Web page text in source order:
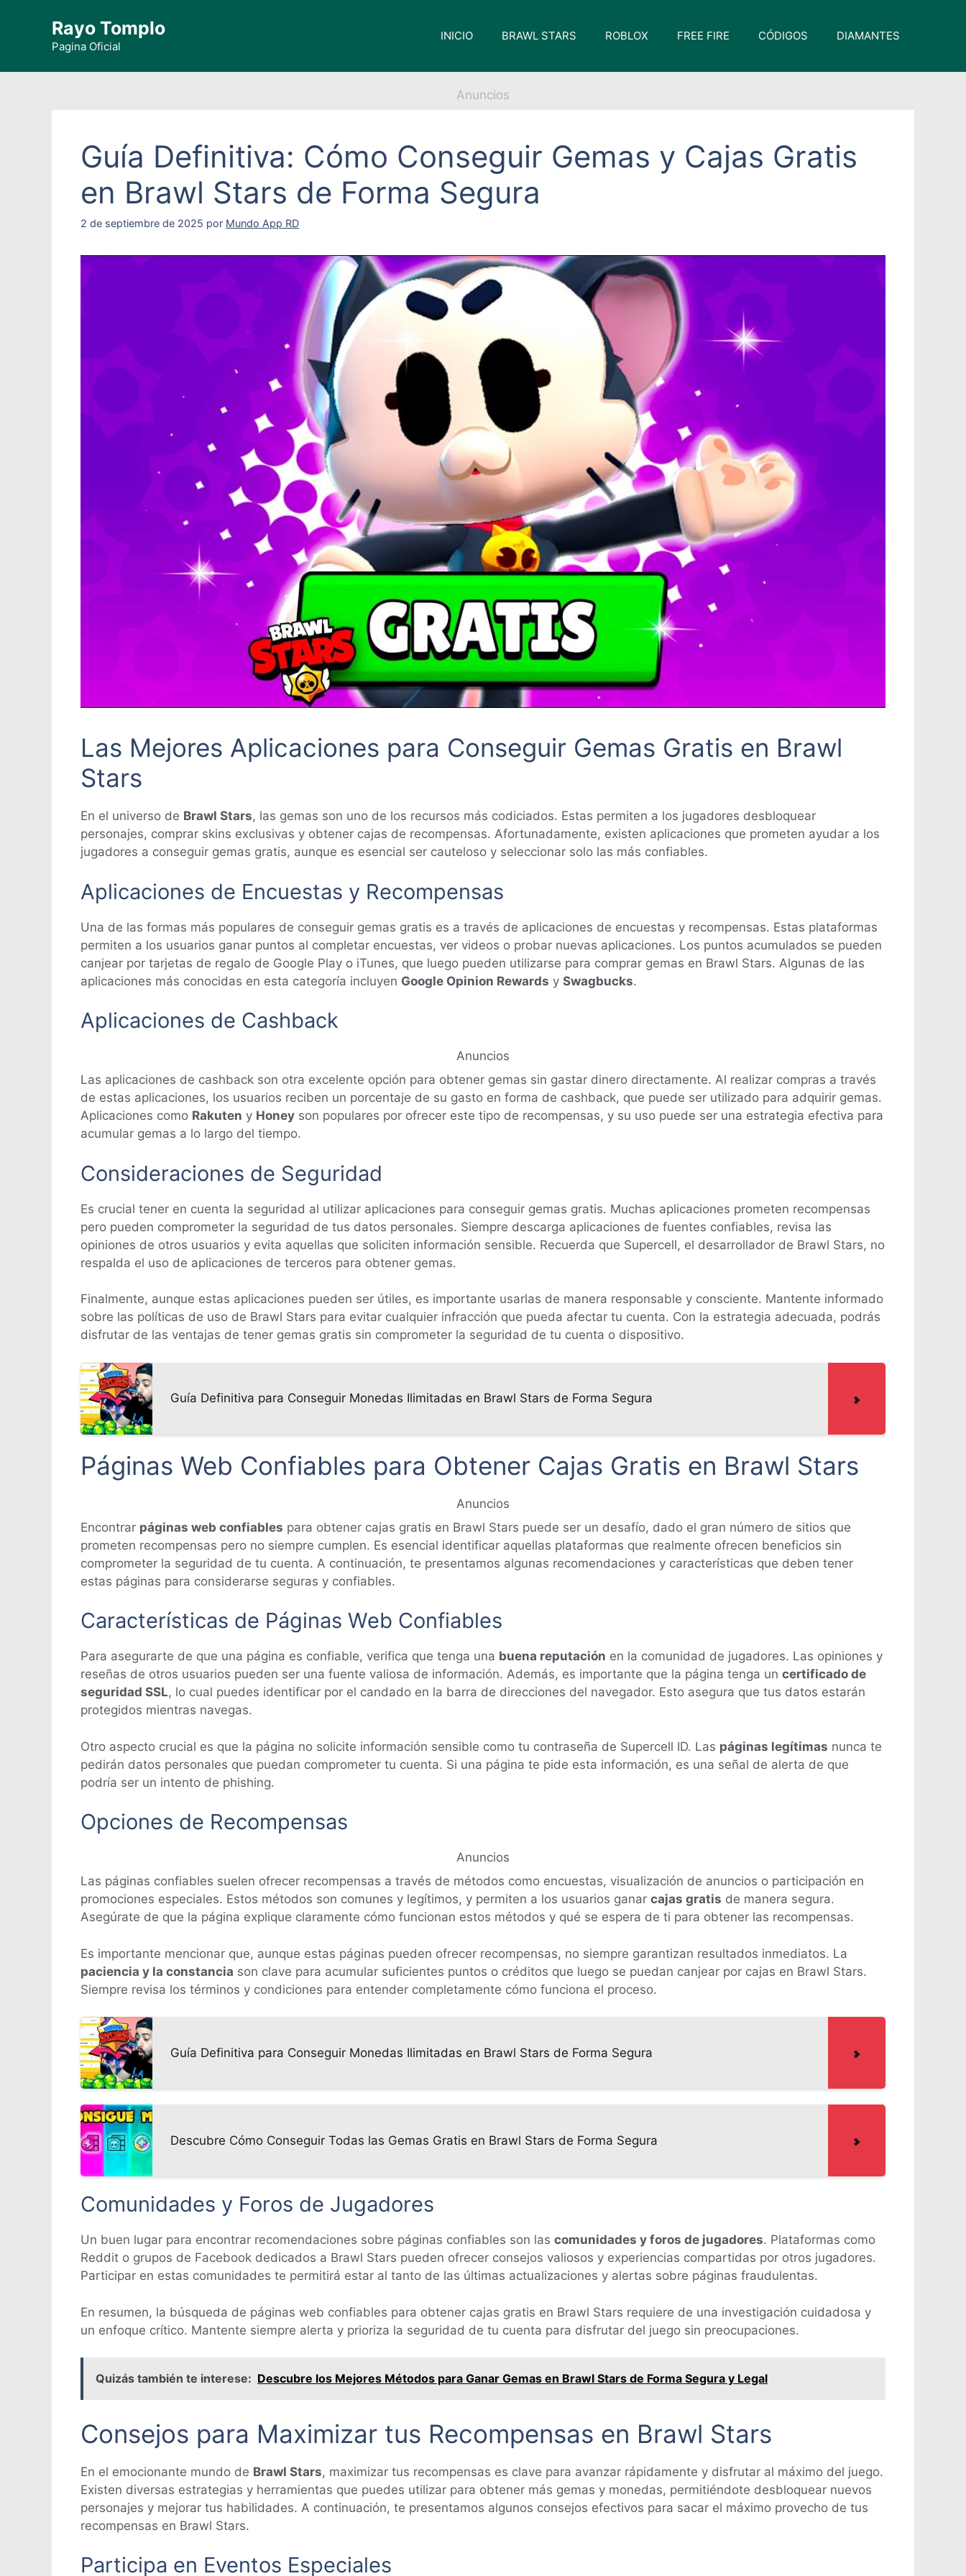
contenido
Rayo Tomplo
Pagina Oficial
INICIO BRAWL STARS ROBLOX FREE FIRE CÓDIGOS DIAMANTES
Anuncios
Guía Definitiva: Cómo Conseguir Gemas y Cajas Gratis
en Brawl Stars de Forma Segura
2 de septiembre de 2025 por Mundo App RD
Las Mejores Aplicaciones para Conseguir Gemas Gratis en Brawl
Stars
En el universo de Brawl Stars, las gemas son uno de los recursos más codiciados. Estas permiten a los jugadores desbloquear
personajes, comprar skins exclusivas y obtener cajas de recompensas. Afortunadamente, existen aplicaciones que prometen ayudar a los
jugadores a conseguir gemas gratis, aunque es esencial ser cauteloso y seleccionar solo las más confiables.
Aplicaciones de Encuestas y Recompensas
Una de las formas más populares de conseguir gemas gratis es a través de aplicaciones de encuestas y recompensas. Estas plataformas
permiten a los usuarios ganar puntos al completar encuestas, ver videos o probar nuevas aplicaciones. Los puntos acumulados se pueden
canjear por tarjetas de regalo de Google Play o iTunes, que luego pueden utilizarse para comprar gemas en Brawl Stars. Algunas de las
aplicaciones más conocidas en esta categoría incluyen Google Opinion Rewards y Swagbucks.
Aplicaciones de Cashback
Anuncios
Las aplicaciones de cashback son otra excelente opción para obtener gemas sin gastar dinero directamente. Al realizar compras a través
de estas aplicaciones, los usuarios reciben un porcentaje de su gasto en forma de cashback, que puede ser utilizado para adquirir gemas.
Aplicaciones como Rakuten y Honey son populares por ofrecer este tipo de recompensas, y su uso puede ser una estrategia efectiva para
acumular gemas a lo largo del tiempo.
Consideraciones de Seguridad
Es crucial tener en cuenta la seguridad al utilizar aplicaciones para conseguir gemas gratis. Muchas aplicaciones prometen recompensas
pero pueden comprometer la seguridad de tus datos personales. Siempre descarga aplicaciones de fuentes confiables, revisa las
opiniones de otros usuarios y evita aquellas que soliciten información sensible. Recuerda que Supercell, el desarrollador de Brawl Stars, no
respalda el uso de aplicaciones de terceros para obtener gemas.
Finalmente, aunque estas aplicaciones pueden ser útiles, es importante usarlas de manera responsable y consciente. Mantente informado
sobre las políticas de uso de Brawl Stars para evitar cualquier infracción que pueda afectar tu cuenta. Con la estrategia adecuada, podrás
disfrutar de las ventajas de tener gemas gratis sin comprometer la seguridad de tu cuenta o dispositivo.
Guía Definitiva para Conseguir Monedas Ilimitadas en Brawl Stars de Forma Segura
Páginas Web Confiables para Obtener Cajas Gratis en Brawl Stars
Anuncios
Encontrar páginas web confiables para obtener cajas gratis en Brawl Stars puede ser un desafío, dado el gran número de sitios que
prometen recompensas pero no siempre cumplen. Es esencial identificar aquellas plataformas que realmente ofrecen beneficios sin
comprometer la seguridad de tu cuenta. A continuación, te presentamos algunas recomendaciones y características que deben tener
estas páginas para considerarse seguras y confiables.
Características de Páginas Web Confiables
Para asegurarte de que una página es confiable, verifica que tenga una buena reputación en la comunidad de jugadores. Las opiniones y
reseñas de otros usuarios pueden ser una fuente valiosa de información. Además, es importante que la página tenga un certificado de
seguridad SSL, lo cual puedes identificar por el candado en la barra de direcciones del navegador. Esto asegura que tus datos estarán
protegidos mientras navegas.
Otro aspecto crucial es que la página no solicite información sensible como tu contraseña de Supercell ID. Las páginas legítimas nunca te
pedirán datos personales que puedan comprometer tu cuenta. Si una página te pide esta información, es una señal de alerta de que
podría ser un intento de phishing.
Opciones de Recompensas
Anuncios
Las páginas confiables suelen ofrecer recompensas a través de métodos como encuestas, visualización de anuncios o participación en
promociones especiales. Estos métodos son comunes y legítimos, y permiten a los usuarios ganar cajas gratis de manera segura.
Asegúrate de que la página explique claramente cómo funcionan estos métodos y qué se espera de ti para obtener las recompensas.
Es importante mencionar que, aunque estas páginas pueden ofrecer recompensas, no siempre garantizan resultados inmediatos. La
paciencia y la constancia son clave para acumular suficientes puntos o créditos que luego se puedan canjear por cajas en Brawl Stars.
Siempre revisa los términos y condiciones para entender completamente cómo funciona el proceso.
Guía Definitiva para Conseguir Monedas Ilimitadas en Brawl Stars de Forma Segura
Descubre Cómo Conseguir Todas las Gemas Gratis en Brawl Stars de Forma Segura
Comunidades y Foros de Jugadores
Un buen lugar para encontrar recomendaciones sobre páginas confiables son las comunidades y foros de jugadores. Plataformas como
Reddit o grupos de Facebook dedicados a Brawl Stars pueden ofrecer consejos valiosos y experiencias compartidas por otros jugadores.
Participar en estas comunidades te permitirá estar al tanto de las últimas actualizaciones y alertas sobre páginas fraudulentas.
En resumen, la búsqueda de páginas web confiables para obtener cajas gratis en Brawl Stars requiere de una investigación cuidadosa y
un enfoque crítico. Mantente siempre alerta y prioriza la seguridad de tu cuenta para disfrutar del juego sin preocupaciones.
Quizás también te interese: Descubre los Mejores Métodos para Ganar Gemas en Brawl Stars de Forma Segura y Legal
Consejos para Maximizar tus Recompensas en Brawl Stars
En el emocionante mundo de Brawl Stars, maximizar tus recompensas es clave para avanzar rápidamente y disfrutar al máximo del juego.
Existen diversas estrategias y herramientas que puedes utilizar para obtener más gemas y monedas, permitiéndote desbloquear nuevos
personajes y mejorar tus habilidades. A continuación, te presentamos algunos consejos efectivos para sacar el máximo provecho de tus
recompensas en Brawl Stars.
Participa en Eventos Especiales